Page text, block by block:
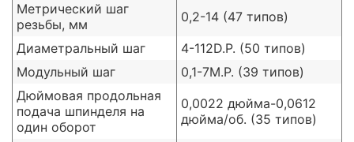
Метрический шаг
резьбы, мм
0,2-14 (47 типов)
Диаметральный шаг
4-112D.P. (50 типов)
Модульный шаг
0,1-7M.P. (39 типов)
Дюймовая продольная
подача шпинделя на
один оборот
0,0022 дюйма-0,0612
дюйма/об. (35 типов)